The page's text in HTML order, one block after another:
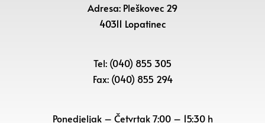
Adresa: Pleškovec 29
40311 Lopatinec
Tel: (040) 855 305
Fax: (040) 855 294
Ponedjeljak – Četvrtak 7:00 – 15:30 h